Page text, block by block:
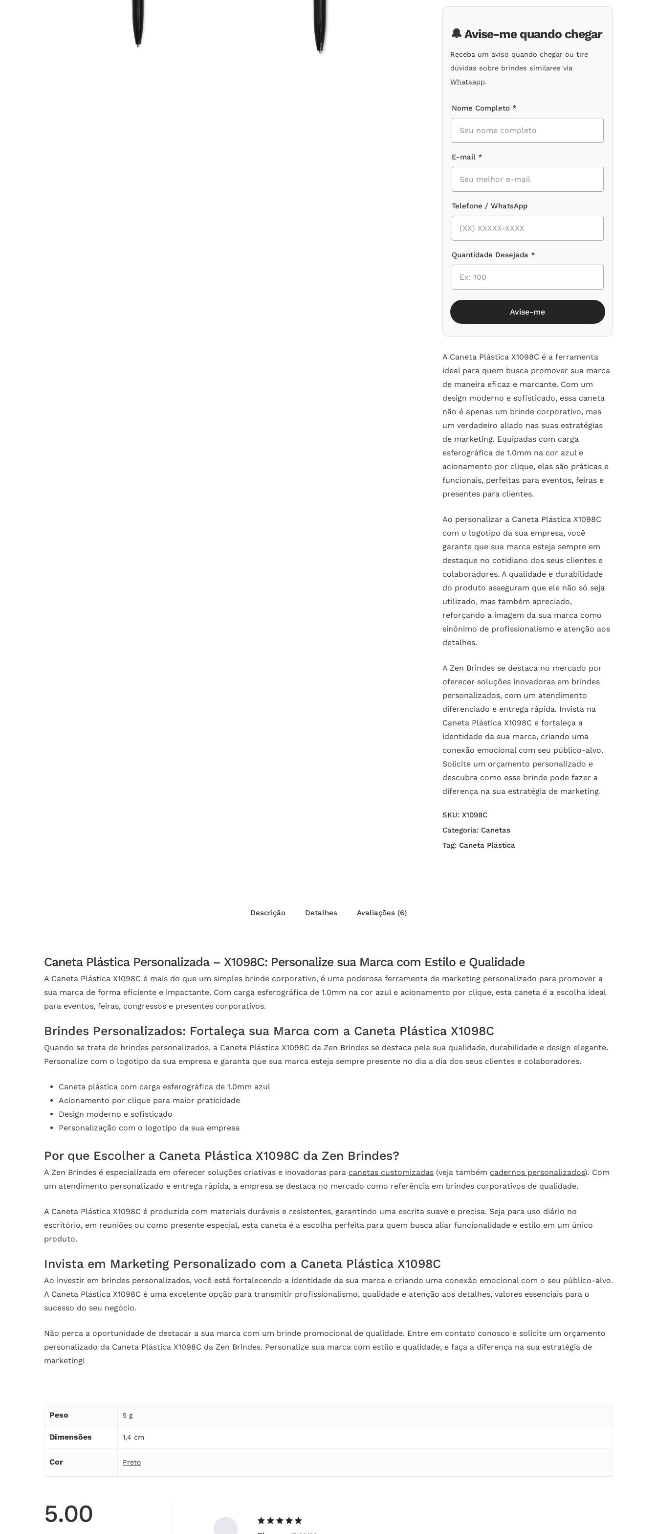
clientes
🔔 Avise-me quando chegar
Receba um aviso quando chegar ou tire
dúvidas sobre brindes similares via
Whatsapp.
Nome Completo *
E-mail *
Telefone / WhatsApp
Quantidade Desejada *
Avise-me
A Caneta Plástica X1098C é a ferramenta
ideal para quem busca promover sua marca
de maneira eficaz e marcante. Com um
design moderno e sofisticado, essa caneta
não é apenas um brinde corporativo, mas
um verdadeiro aliado nas suas estratégias
de marketing. Equipadas com carga
esferográfica de 1.0mm na cor azul e
acionamento por clique, elas são práticas e
funcionais, perfeitas para eventos, feiras e
presentes para clientes.
Ao personalizar a Caneta Plástica X1098C
com o logotipo da sua empresa, você
garante que sua marca esteja sempre em
destaque no cotidiano dos seus clientes e
colaboradores. A qualidade e durabilidade
do produto asseguram que ele não só seja
utilizado, mas também apreciado,
reforçando a imagem da sua marca como
sinônimo de profissionalismo e atenção aos
detalhes.
A Zen Brindes se destaca no mercado por
oferecer soluções inovadoras em brindes
personalizados, com um atendimento
diferenciado e entrega rápida. Invista na
Caneta Plástica X1098C e fortaleça a
identidade da sua marca, criando uma
conexão emocional com seu público-alvo.
Solicite um orçamento personalizado e
descubra como esse brinde pode fazer a
diferença na sua estratégia de marketing.
SKU: X1098C
Categoria: Canetas
Tag: Caneta Plástica
Descrição Detalhes Avaliações (6)
Caneta Plástica Personalizada – X1098C: Personalize sua Marca com Estilo e Qualidade
A Caneta Plástica X1098C é mais do que um simples brinde corporativo, é uma poderosa ferramenta de marketing personalizado para promover a
sua marca de forma eficiente e impactante. Com carga esferográfica de 1.0mm na cor azul e acionamento por clique, esta caneta é a escolha ideal
para eventos, feiras, congressos e presentes corporativos.
Brindes Personalizados: Fortaleça sua Marca com a Caneta Plástica X1098C
Quando se trata de brindes personalizados, a Caneta Plástica X1098C da Zen Brindes se destaca pela sua qualidade, durabilidade e design elegante.
Personalize com o logotipo da sua empresa e garanta que sua marca esteja sempre presente no dia a dia dos seus clientes e colaboradores.
Caneta plástica com carga esferográfica de 1.0mm azul
Acionamento por clique para maior praticidade
Design moderno e sofisticado
Personalização com o logotipo da sua empresa
Por que Escolher a Caneta Plástica X1098C da Zen Brindes?
A Zen Brindes é especializada em oferecer soluções criativas e inovadoras para canetas customizadas (veja também cadernos personalizados). Com
um atendimento personalizado e entrega rápida, a empresa se destaca no mercado como referência em brindes corporativos de qualidade.
A Caneta Plástica X1098C é produzida com materiais duráveis e resistentes, garantindo uma escrita suave e precisa. Seja para uso diário no
escritório, em reuniões ou como presente especial, esta caneta é a escolha perfeita para quem busca aliar funcionalidade e estilo em um único
produto.
Invista em Marketing Personalizado com a Caneta Plástica X1098C
Ao investir em brindes personalizados, você está fortalecendo a identidade da sua marca e criando uma conexão emocional com o seu público-alvo.
A Caneta Plástica X1098C é uma excelente opção para transmitir profissionalismo, qualidade e atenção aos detalhes, valores essenciais para o
sucesso do seu negócio.
Não perca a oportunidade de destacar a sua marca com um brinde promocional de qualidade. Entre em contato conosco e solicite um orçamento
personalizado da Caneta Plástica X1098C da Zen Brindes. Personalize sua marca com estilo e qualidade, e faça a diferença na sua estratégia de
marketing!
Peso 5 g
Dimensões 1,4 cm
Cor Preto
5.00